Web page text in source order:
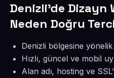
Denizli’de Dizayn
Neden Doğru
Denizli bölgesine
Hızlı, güncel ve mobil
Alan adı, hosting ve